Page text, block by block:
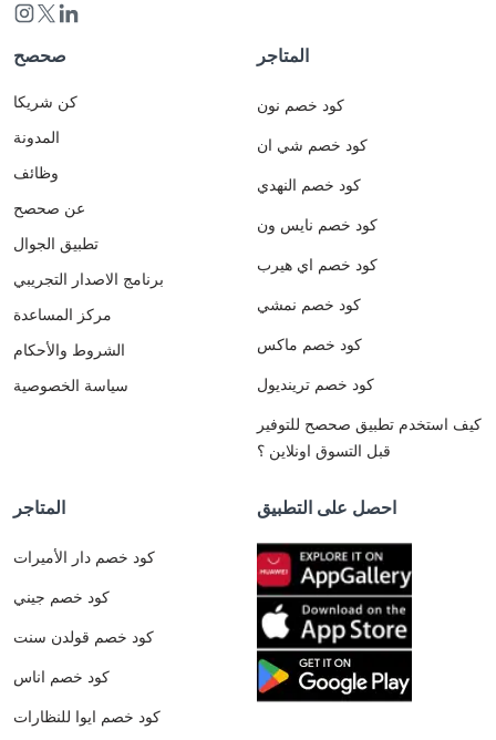
صحصح
كن شريكا
المدونة
وظائف
عن صحصح
تطبيق الجوال
برنامج الاصدار التجريبي
مركز المساعدة
الشروط والأحكام
سياسة الخصوصية
المتاجر
كود خصم نون
كود خصم شي ان
كود خصم النهدي
كود خصم نايس ون
كود خصم اي هيرب
كود خصم نمشي
كود خصم ماكس
كود خصم ترينديول
كيف استخدم تطبيق صحصح للتوفير
قبل التسوق اونلاين ؟
المتاجر
كود خصم دار الأميرات
كود خصم جيني
كود خصم قولدن سنت
كود خصم اناس
كود خصم ايوا للنظارات
احصل على التطبيق